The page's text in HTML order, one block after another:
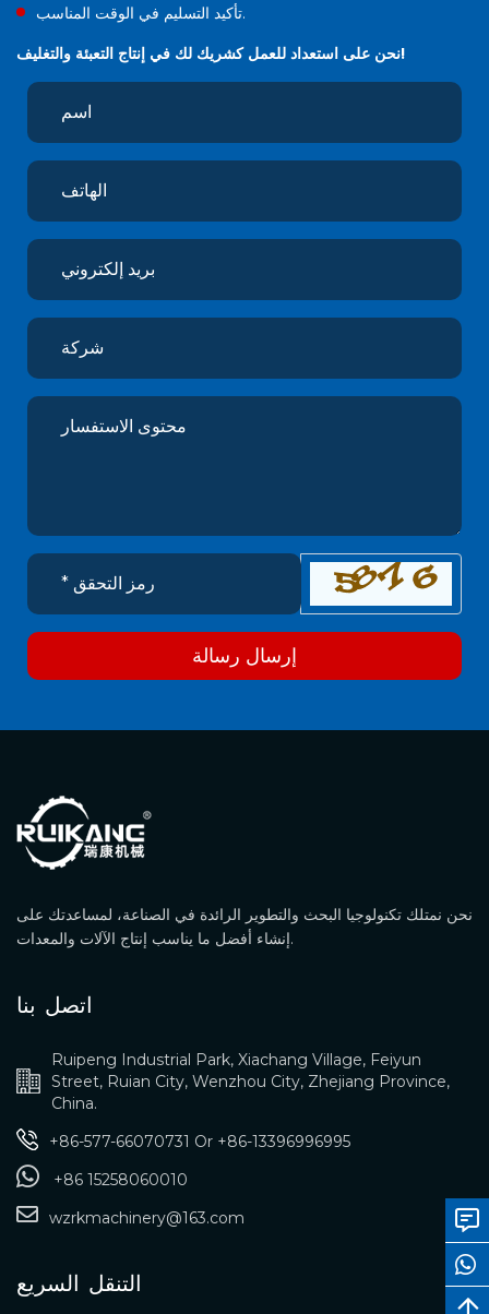
تأكيد التسليم في الوقت المناسب.
نحن على استعداد للعمل كشريك لك في إنتاج التعبئة والتغليف!
إرسال رسالة
نحن نمتلك تكنولوجيا البحث والتطوير الرائدة في الصناعة، لمساعدتك على
إنشاء أفضل ما يناسب إنتاج الآلات والمعدات.
اتصل بنا
Ruipeng Industrial Park, Xiachang Village, Feiyun
Street, Ruian City, Wenzhou City, Zhejiang Province,
China.
+86-577-66070731 Or +86-13396996995
+86 15258060010
wzrkmachinery@163.com
التنقل السريع